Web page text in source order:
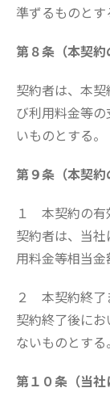
準ずるものとす
第８条（本契約
契約者は、本
び利用料金等
いものとする。
第９条（本契約
１ 本契約の有
契約者は、当
用料金等相当金
２ 本契約終了
契約終了後に
ないものとする。
第１０条（当社